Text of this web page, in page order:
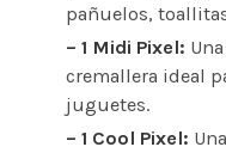
pañuelos,
– 1 Midi Pixel:
cremallera ideal
juguetes.
– 1 Cool Pixel: